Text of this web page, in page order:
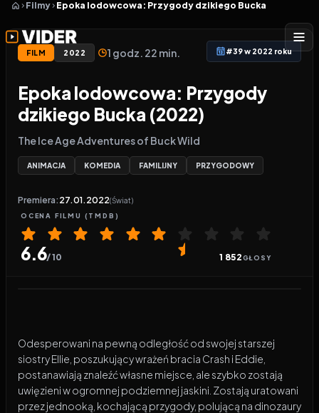
Filmy Epoka lodowcowa: Przygody dzikiego Bucka
FILM 2022 1 godz. 22 min. #39 w 2022 roku
Epoka lodowcowa: Przygody
dzikiego Bucka (2022)
The Ice Age Adventures of Buck Wild
ANIMACJA KOMEDIA FAMILIJNY PRZYGODOWY
Premiera: 27.01.2022(Świat)
OCENA FILMU (TMDB)
6.6/ 10 1 852GŁOSY
Odesperowani na pewną odległość od swojej starszej
siostry Ellie, poszukujący wrażeń bracia Crash i Eddie,
postanawiają znaleźć własne miejsce, ale szybko zostają
uwięzieni w ogromnej podziemnej jaskini. Zostają uratowani
przez jednooką, kochającą przygody, polującą na dinozaury